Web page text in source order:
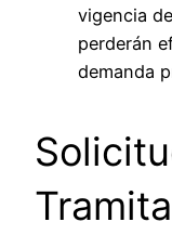
vigencia
perderán
demanda